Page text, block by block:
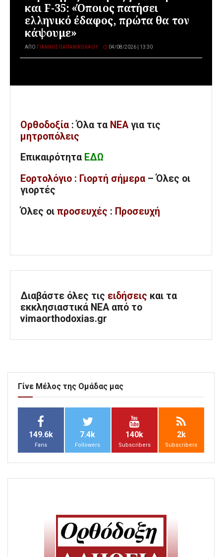
και F-35: «Όποιος πατήσει
ελληνικό έδαφος, πρώτα θα τον
κάψουμε»
ΑΠΌ ΓΙΆΝΝΗΣ ΠΑΠΑΝΙΚΟΛΆΟΥ 04/08/2026 | 13:30
Ορθοδοξία : Όλα τα ΝΕΑ για τις
μητροπόλεις
Επικαιρότητα ΕΔΩ
Εορτολόγιο : Γιορτή σήμερα – Όλες οι
γιορτές
Όλες οι προσευχές : Προσευχή
Διαβάστε όλες τις ειδήσεις και τα
εκκλησιαστικά ΝΕΑ από το
vimaorthodoxias.gr
Γίνε Μέλος της Ομάδας μας
149.6k
Fans
7.4k
Followers
140k
Subscribers
2k
Subscribers